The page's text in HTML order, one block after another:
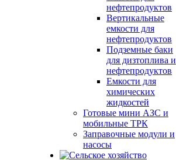
нефтепродуктов
Вертикальные
емкости для
нефтепродуктов
Подземные баки
для дизтоплива и
нефтепродуктов
Емкости для
химических
жидкостей
Готовые мини АЗС и
мобильные ТРК
Заправочные модули и
насосы